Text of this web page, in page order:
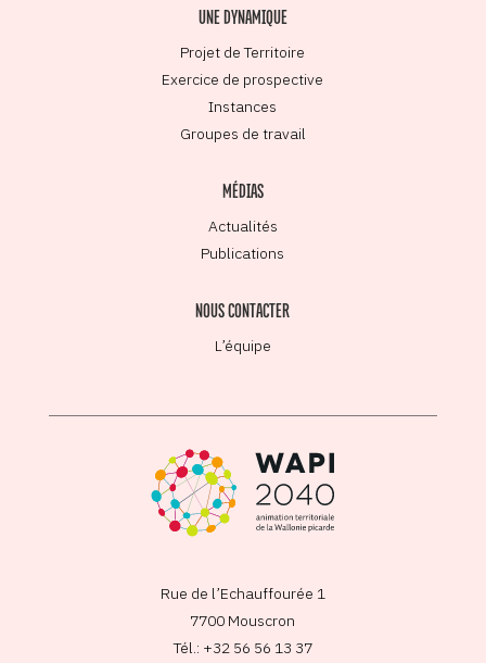
UNE DYNAMIQUE
Projet de Territoire
Exercice de prospective
Instances
Groupes de travail
MÉDIAS
Actualités
Publications
NOUS CONTACTER
L’équipe
Rue de l’Echauffourée 1
7700 Mouscron
Tél.: +32 56 56 13 37